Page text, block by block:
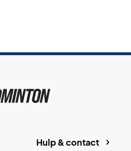
Hulp & contact